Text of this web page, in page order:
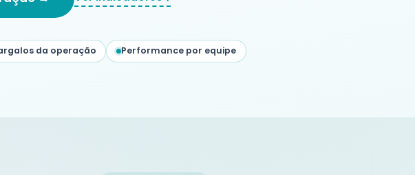
internas e
prazos e
Diagnóstico e Plano de Ação
Insights por área, unidade ou perfil,
da operação Performance por equipe